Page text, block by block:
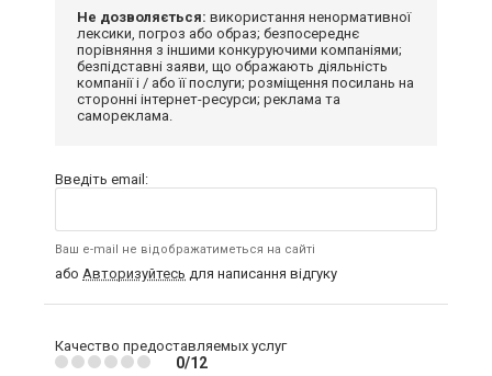
Не дозволяється: використання ненормативної
лексики, погроз або образ; безпосереднє
порівняння з іншими конкуруючими компаніями;
безпідставні заяви, що ображають діяльність
компанії і / або її послуги; розміщення посилань на
сторонні інтернет-ресурси; реклама та
самореклама.
Введіть email:
Ваш e-mail не відображатиметься на сайті
або Авторизуйтесь для написання відгуку
Качество предоставляемых услуг
0/12